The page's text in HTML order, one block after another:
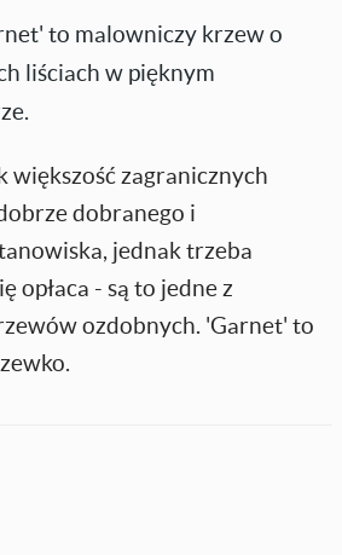
to malowniczy krzew o
liściach w pięknym
większość zagranicznych
dobranego i
jednak trzeba
opłaca - są to jedne z
ozdobnych. 'Garnet' to